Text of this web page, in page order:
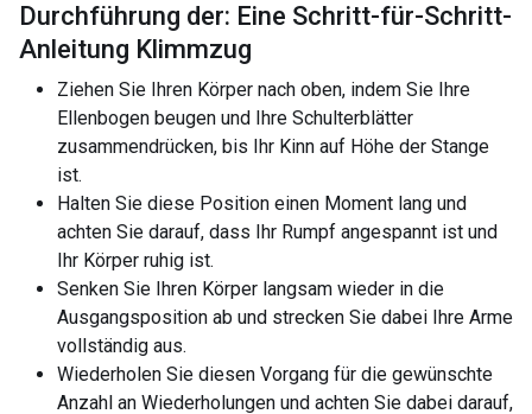
Durchführung der: Eine Schritt-für-Schritt-
Anleitung Klimmzug
Ziehen Sie Ihren Körper nach oben, indem Sie Ihre
Ellenbogen beugen und Ihre Schulterblätter
zusammendrücken, bis Ihr Kinn auf Höhe der Stange
ist.
Halten Sie diese Position einen Moment lang und
achten Sie darauf, dass Ihr Rumpf angespannt ist und
Ihr Körper ruhig ist.
Senken Sie Ihren Körper langsam wieder in die
Ausgangsposition ab und strecken Sie dabei Ihre Arme
vollständig aus.
Wiederholen Sie diesen Vorgang für die gewünschte
Anzahl an Wiederholungen und achten Sie dabei darauf,